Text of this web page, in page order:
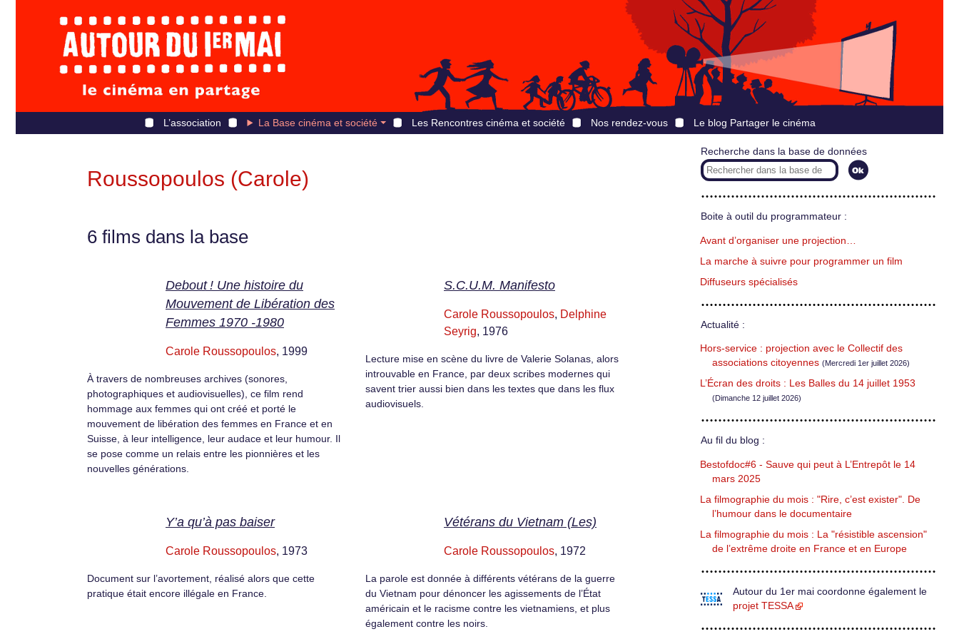
L’association La Base cinéma et société Les Rencontres cinéma et société Nos rendez-vous Le blog Partager le cinéma
Roussopoulos (Carole)
6 films dans la base
Debout ! Une histoire du
Mouvement de Libération des
Femmes 1970 -1980
Carole Roussopoulos, 1999
À travers de nombreuses archives (sonores,
photographiques et audiovisuelles), ce film rend
hommage aux femmes qui ont créé et porté le
mouvement de libération des femmes en France et en
Suisse, à leur intelligence, leur audace et leur humour. Il
se pose comme un relais entre les pionnières et les
nouvelles générations.
S.C.U.M. Manifesto
Carole Roussopoulos, Delphine
Seyrig, 1976
Lecture mise en scène du livre de Valerie Solanas, alors
introuvable en France, par deux scribes modernes qui
savent trier aussi bien dans les textes que dans les flux
audiovisuels.
Y’a qu’à pas baiser
Carole Roussopoulos, 1973
Document sur l’avortement, réalisé alors que cette
pratique était encore illégale en France.
Vétérans du Vietnam (Les)
Carole Roussopoulos, 1972
La parole est donnée à différents vétérans de la guerre
du Vietnam pour dénoncer les agissements de l’État
américain et le racisme contre les vietnamiens, et plus
également contre les noirs.
Recherche dans la base de données
Boite à outil du programmateur :
Avant d’organiser une projection…
La marche à suivre pour programmer un film
Diffuseurs spécialisés
Actualité :
Hors-service : projection avec le Collectif des
associations citoyennes (Mercredi 1er juillet 2026)
L’Écran des droits : Les Balles du 14 juillet 1953
(Dimanche 12 juillet 2026)
Au fil du blog :
Bestofdoc#6 - Sauve qui peut à L’Entrepôt le 14
mars 2025
La filmographie du mois : "Rire, c’est exister". De
l’humour dans le documentaire
La filmographie du mois : La "résistible ascension"
de l’extrême droite en France et en Europe
Autour du 1er mai coordonne également le
projet TESSA